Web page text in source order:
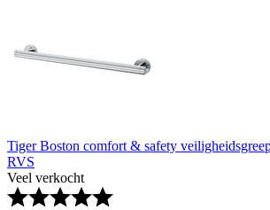
Tiger Boston comfort & safety
RVS
Veel verkocht